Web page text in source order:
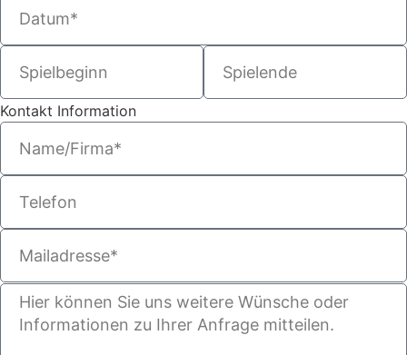
Kontakt Information